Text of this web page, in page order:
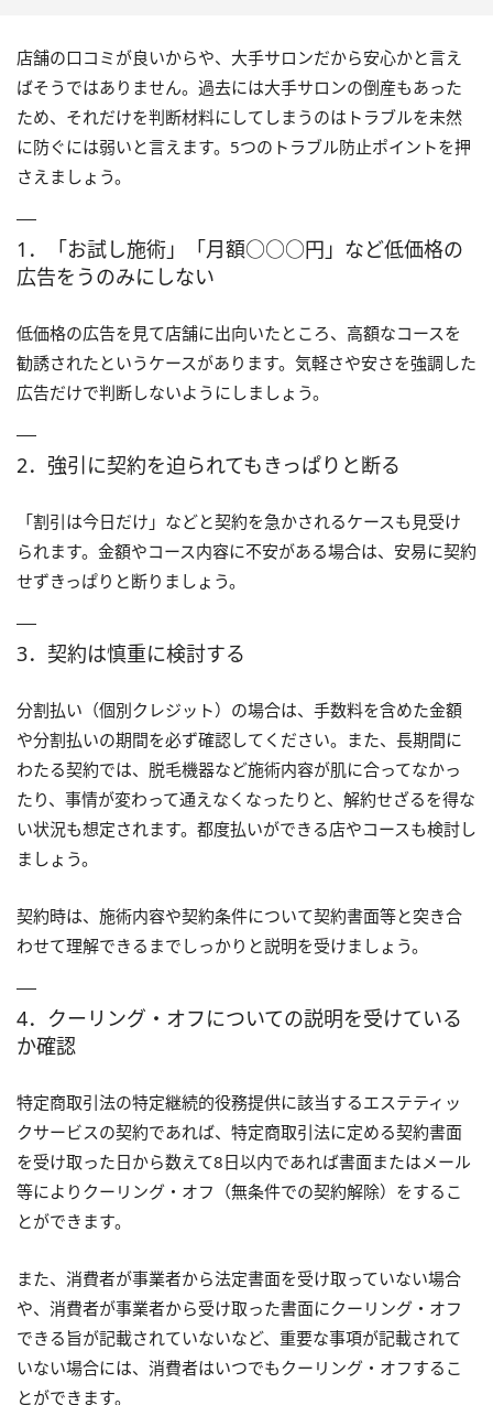
店舗の口コミが良いからや、大手サロンだから安心かと言え
ばそうではありません。過去には大手サロンの倒産もあった
ため、それだけを判断材料にしてしまうのはトラブルを未然
に防ぐには弱いと言えます。5つのトラブル防止ポイントを押
さえましょう。
1．「お試し施術」「月額○○○円」など低価格の
広告をうのみにしない
低価格の広告を見て店舗に出向いたところ、高額なコースを
勧誘されたというケースがあります。気軽さや安さを強調した
広告だけで判断しないようにしましょう。
2．強引に契約を迫られてもきっぱりと断る
「割引は今日だけ」などと契約を急かされるケースも見受け
られます。金額やコース内容に不安がある場合は、安易に契約
せずきっぱりと断りましょう。
3．契約は慎重に検討する
分割払い（個別クレジット）の場合は、手数料を含めた金額
や分割払いの期間を必ず確認してください。また、長期間に
わたる契約では、脱毛機器など施術内容が肌に合ってなかっ
たり、事情が変わって通えなくなったりと、解約せざるを得な
い状況も想定されます。都度払いができる店やコースも検討し
ましょう。
契約時は、施術内容や契約条件について契約書面等と突き合
わせて理解できるまでしっかりと説明を受けましょう。
4．クーリング・オフについての説明を受けている
か確認
特定商取引法の特定継続的役務提供に該当するエステティッ
クサービスの契約であれば、特定商取引法に定める契約書面
を受け取った日から数えて8日以内であれば書面またはメール
等によりクーリング・オフ（無条件での契約解除）をするこ
とができます。
また、消費者が事業者から法定書面を受け取っていない場合
や、消費者が事業者から受け取った書面にクーリング・オフ
できる旨が記載されていないなど、重要な事項が記載されて
いない場合には、消費者はいつでもクーリング・オフするこ
とができます。